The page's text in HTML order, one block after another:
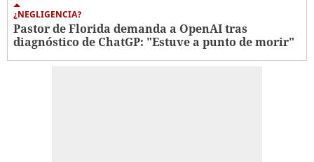
¿NEGLIGENCIA?
Pastor de Florida demanda a OpenAI tras
diagnóstico de ChatGP: "Estuve a punto de morir"